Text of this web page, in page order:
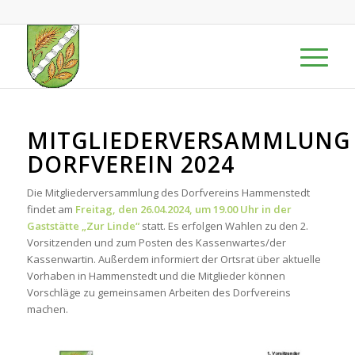
MITGLIEDERVERSAMMLUNG
DORFVEREIN 2024
Die Mitgliederversammlung des Dorfvereins Hammenstedt
findet am Freitag, den 26.04.2024, um 19.00 Uhr in der
Gaststätte „Zur Linde“statt. Es erfolgen Wahlen zu den 2.
Vorsitzenden und zum Posten des Kassenwartes/der
Kassenwartin. Außerdem informiert der Ortsrat über aktuelle
Vorhaben in Hammenstedt und die Mitglieder können
Vorschläge zu gemeinsamen Arbeiten des Dorfvereins
machen.